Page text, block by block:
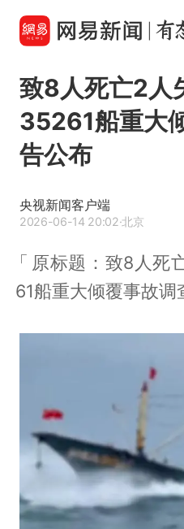
致8人死亡2人
35261船重大
告公布
央视新闻客户端
2026-06-14 20:02·北京
原标题：致8人死
61船重大倾覆事故调